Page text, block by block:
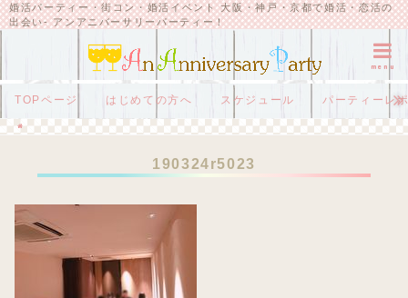
婚活パーティー・街コン・婚活イベント 大阪・神戸・京都で婚活・恋活の
出会い- アンアニバーサリーパーティー！
menu
TOPページ はじめての方へ スケジュール パーティーレ
HOME 190324r5023
190324r5023